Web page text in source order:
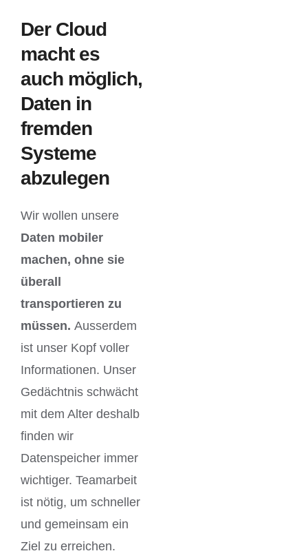
Der Cloud
macht es
auch möglich,
Daten in
fremden
Systeme
abzulegen
Wir wollen unsere
Daten mobiler
machen, ohne sie
überall
transportieren zu
müssen. Ausserdem
ist unser Kopf voller
Informationen. Unser
Gedächtnis schwächt
mit dem Alter deshalb
finden wir
Datenspeicher immer
wichtiger. Teamarbeit
ist nötig, um schneller
und gemeinsam ein
Ziel zu erreichen.